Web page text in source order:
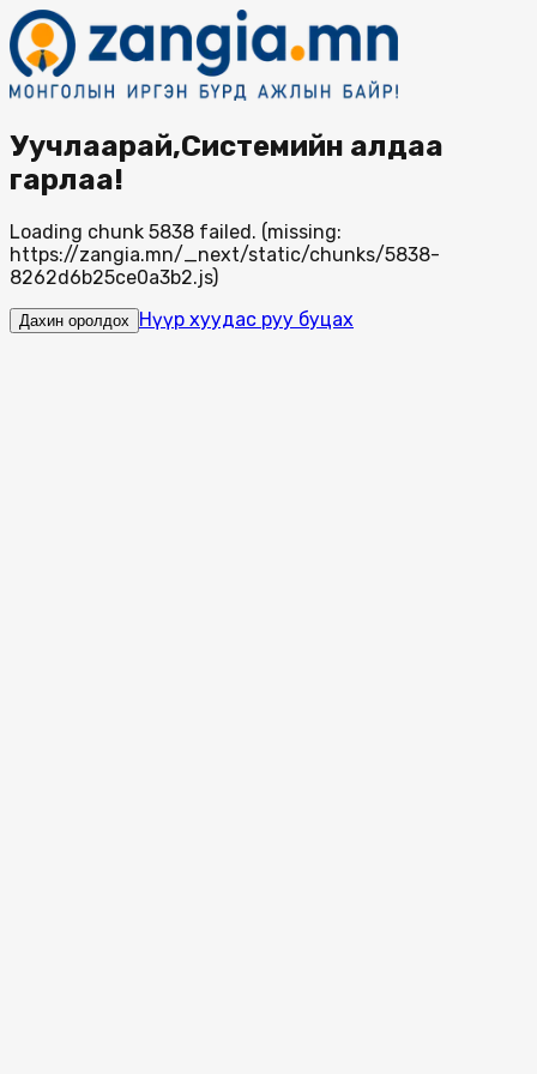
Уучлаарай,Системийн алдаа
гарлаа!
Loading chunk 5838 failed. (missing:
https://zangia.mn/_next/static/chunks/5838-
8262d6b25ce0a3b2.js)
Дахин оролдох Нүүр хуудас руу буцах